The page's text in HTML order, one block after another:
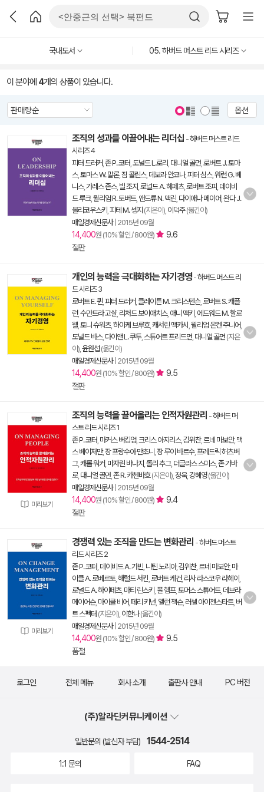
국내도서 05. 하버드 머스트 리드 시리즈
이 분야에 4개의 상품이 있습니다.
옵션
조직의 성과를 이끌어내는 리더십 -하버드 머스트 리드
시리즈 4
피터 드러커 존 P. 코터 도널드 L.로리 대니얼 골먼 로버트 J. 토마
스, 토마스 W. 말론, 짐 콜린스, 데보라 안코나,피터 심스, 워런 G. 베
니스, 가레스 존스, 빌 조지 로널드 A. 헤페츠, 로버트 조피 데이비
드 루크, 윌리엄 R. 토버트, 앤드류 N. 맥린 다이애나 메이어 완다 J.
올리코우스키 피테 M. 셍지 (지은이), 이덕주(옮긴이)
매일경제신문사| 2015년 09월
14,400원 (10% 할인 / 800원)
9.6
절판
개인의 능력을 극대화하는 자기경영 -하버드 머스트 리
드 시리즈 3
로버트 E. 퀸 피터 드러커 클레이튼 M. 크리스텐슨, 로버트 S. 캐플
런, 수만트라 고샬, 리처드 보이애치스, 애니 맥키 에드워드 M. 할로
웰 토니 슈워츠, 하이케 브루흐, 캐서린 맥카시 윌리엄 온켄 주니어
도널드 바스, 다이앤 L. 쿠투, 스튜어트 프리드먼 대니얼 골먼 (지은
이), 윤원섭(옮긴이)
매일경제신문사| 2015년 09월
14,400원 (10% 할인 / 800원)
9.5
절판
미리보기
조직의 능력을 끌어올리는 인적자원관리 -하버드 머
스트 리드 시리즈 1
존 P. 코터 마커스 버킹엄 크리스 아지리스, 김위찬, 르네 마보안, 맥
스 베이저만,장 프랑수아 만초니 장 루이 바르수, 프레드릭 허츠버
그, 캐롤 워커 마자린 바나지 돌리 추그, 더글라스 스미스, 존 가바
로, 대니얼 골먼 존 R. 카첸바흐(지은이), 정욱, 강혜영(옮긴이)
매일경제신문사| 2015년 09월
14,400원 (10% 할인 / 800원)
9.4
절판
미리보기
경쟁력 있는 조직을 만드는 변화관리 -하버드 머스트
리드 시리즈 2
존 P. 코터 데이비드 A. 가빈 니틴 노리아,김위찬, 르네 마보안, 마
이클 A. 로베르토, 해럴드 서킨 로버트 케건, 리사 라스코우 라헤이
로널드 A. 하이페츠, 마티 린스키 폴 헴프, 토머스 스튜어트, 데브라
메이어슨, 마이클 비어 페리 키넌 앨런 잭슨, 러셀 아이젠스타트, 버
트 스펙터 (지은이), 이한나(옮긴이)
매일경제신문사| 2015년 09월
14,400원 (10% 할인 / 800원)
9.5
품절
로그인 전체 메뉴 회사 소개 출판사 안내 PC 버전
(주)알라딘커뮤니케이션
일반문의 (발신자 부담) 1544-2514
1:1 문의 FAQ